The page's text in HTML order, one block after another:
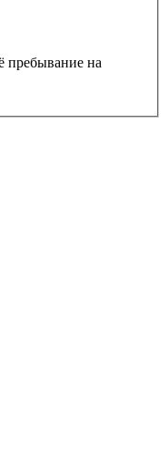
пребывание на